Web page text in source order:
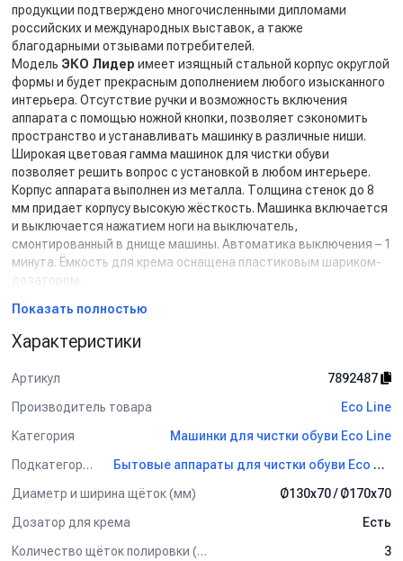
продукции подтверждено многочисленными дипломами
российских и международных выставок, а также
благодарными отзывами потребителей.
Модель ЭКО Лидер имеет изящный стальной корпус округлой
формы и будет прекрасным дополнением любого изысканного
интерьера. Отсутствие ручки и возможность включения
аппарата с помощью ножной кнопки, позволяет сэкономить
пространство и устанавливать машинку в различные ниши.
Широкая цветовая гамма машинок для чистки обуви
позволяет решить вопрос с установкой в любом интерьере.
Корпус аппарата выполнен из металла. Толщина стенок до 8
мм придает корпусу высокую жёсткость. Машинка включается
и выключается нажатием ноги на выключатель,
смонтированный в днище машины. Автоматика выключения – 1
минута. Ёмкость для крема оснащена пластиковым шариком-
дозатором.
специально подготовленного места, необходимо лишь наличие
розетки питания напряжением 220 Вольт.
Автоматическое устройство чистки обуви соответствует
всем требованиям, обеспечивающим безопасность
потребителя согласно ГОСТ Р МЭК 335-1-94; ГОСТ Р
51318.14.1-99. Сертификат соответствия № РОСС
№2001-331СЭ-425 от 30.10.2001, рег. №
РОСС.RU.0001.21ME01, рег. № РОСС.RU.0001.21MЭ18. Класс по
В щетках ECO LINEиспользуется специально подобранный
состав натуральных и синтетических волокон, и даже при
частом использовании они не повреждают верхний, глянцевый
слой кожи. Ресурс службы щеток составляет 7-10 лет
Показать полностью
Характеристики
Артикул
7892487
Производитель товара
Eco Line
Категория
Машинки для чистки обуви Eco Line
Подкатегория
Бытовые аппараты для чистки обуви Eco Line
Диаметр и ширина щёток (мм)
Ø130х70 / Ø170х70
Дозатор для крема
Есть
Количество щёток полировки (шт)
3